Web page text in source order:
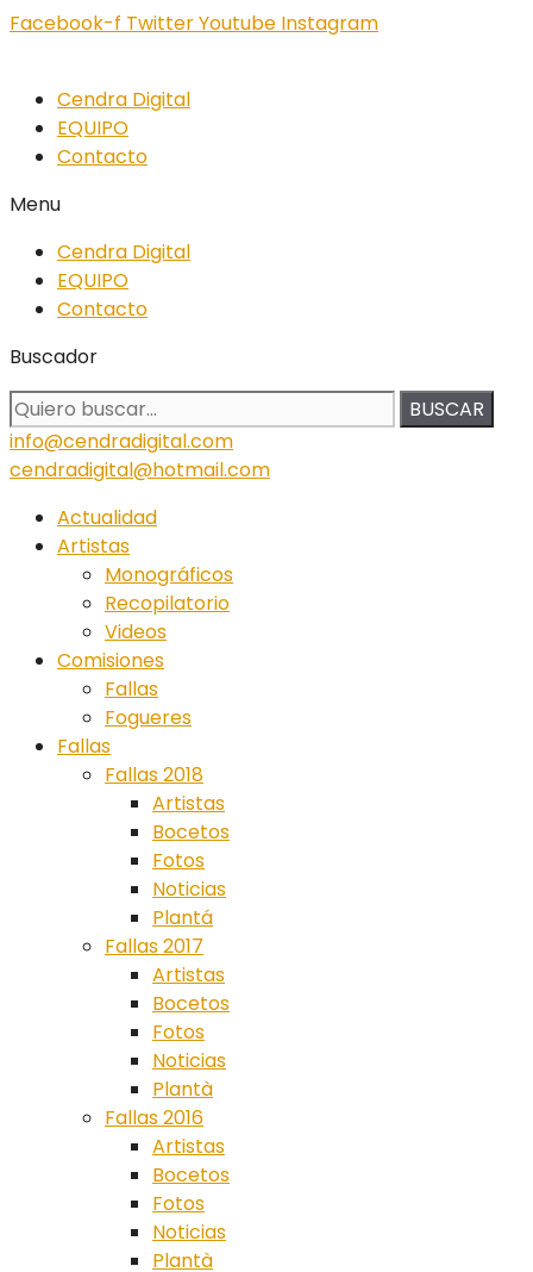
Facebook-f TwitterYoutube Instagram
Cendra Digital
EQUIPO
Contacto
Menu
Cendra Digital
EQUIPO
Contacto
Buscador
BUSCAR
info@cendradigital.com
cendradigital@hotmail.com
Actualidad
Artistas
Monográficos
Recopilatorio
Videos
Comisiones
Fallas
Fogueres
Fallas
Fallas 2018
Artistas
Bocetos
Fotos
Noticias
Plantá
Fallas 2017
Artistas
Bocetos
Fotos
Noticias
Plantà
Fallas 2016
Artistas
Bocetos
Fotos
Noticias
Plantà